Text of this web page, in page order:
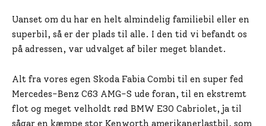
Uanset om du har en helt almindelig familiebil eller en
superbil, så er der plads til alle. I den tid vi befandt os
på adressen, var udvalget af biler meget blandet.
Alt fra vores egen Skoda Fabia Combi til en super fed
Mercedes-Benz C63 AMG-S ude foran, til en ekstremt
flot og meget velholdt rød BMW E30 Cabriolet, ja til
sågar en kæmpe stor Kenworth amerikanerlastbil, som